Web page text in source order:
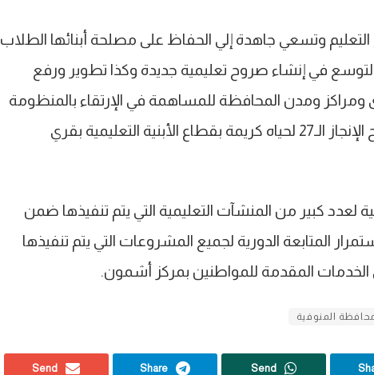
التعليم وتسعي جاهدة إلي الحفاظ على مصلحة أبنائها الطلاب
في إنشاء صروح تعليمية جديدة وكذا تطوير ورفع
ومدن المحافظة للمساهمة في الإرتقاء بالمنظومة
التعليمية، مشيراً أن بتسليم هذا المشروع أصبح الإنجاز الـ27 لحياه كريمة بقطاع الأبنية التعليمية بقري
لعدد كبير من المنشآت التعليمية التي يتم تنفيذها ضمن
المتابعة الدورية لجميع المشروعات التي يتم تنفيذها
الخدمات المقدمة للمواطنين بمركز أشمون.
المنوفية
Send
Share
Send